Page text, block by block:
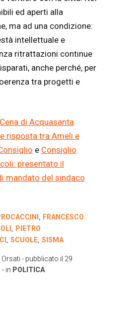
ed aperti alla
ma ad una condizione:
intellettuale e
ritrattazioni continue
anche perché, per
tra progetti e
Cena di Acquasanta
risposta tra Ameli e
e Consiglio
presentato il
mandato del sindaco
FRANCESCO
PIETRO
SCUOLE SISMA
Orsati - pubblicato il 29
- in POLITICA